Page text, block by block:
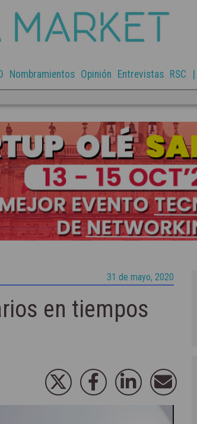
Nombramientos Opinión Entrevistas RSC
31 de mayo, 2020
en tiempos